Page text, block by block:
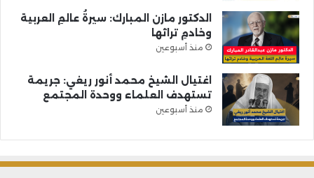
الدكتور مازن المبارك: سيرةُ عالمِ العربية
وخادمِ تراثها
منذ أسبوعين
اغتيال الشيخ محمد أنور ريغي: جريمة
تستهدف العلماء ووحدة المجتمع
منذ أسبوعين